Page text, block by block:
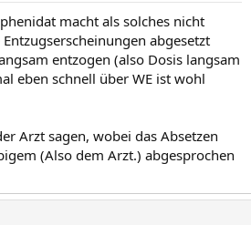
macht als solches nicht
abgesetzt
entzogen (also Dosis langsam
eben schnell über WE ist wohl
Arzt sagen, wobei das Absetzen
(Also dem Arzt.) abgesprochen